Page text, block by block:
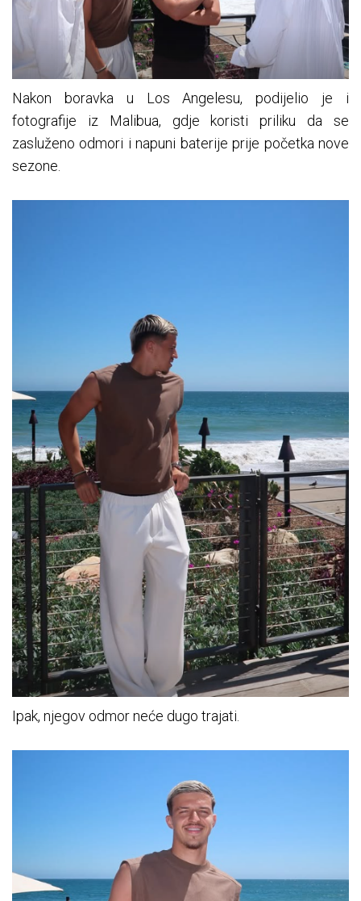
Nakon boravka u Los Angelesu, podijelio je i
fotografije iz Malibua, gdje koristi priliku da se
zasluženo odmori i napuni baterije prije početka nove
sezone.
Ipak, njegov odmor neće dugo trajati.